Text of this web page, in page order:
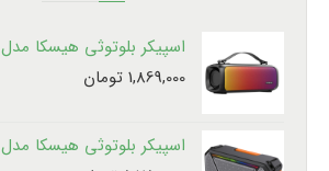
اسپیکر بلوتوثی هیسکا مدل B58
1,869,000 تومان
اسپیکر بلوتوثی هیسکا مدل B112